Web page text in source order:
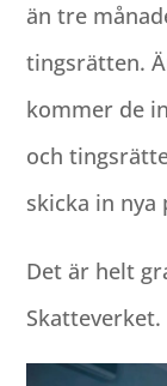
än tre
tingsrätten.
kommer de
och
skicka in nya
Det är helt
Skatteverket.